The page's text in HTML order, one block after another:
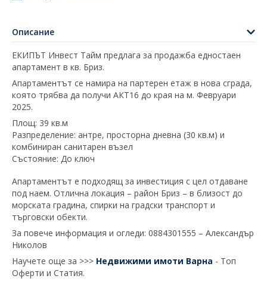
Описание
ЕКИПЪТ Инвест Тайм предлага за продажба едностаен
апартамент в кв. Бриз.
Апартаментът се намира на партерен етаж в нова сграда,
която трябва да получи АКТ16 до края на м. Февруари
2025.
Площ: 39 кв.м
Разпределение: антре, просторна дневна (30 кв.м) и
комбиниран санитарен възел
Състояние: До ключ
Апартаментът е подходящ за инвестиция с цел отдаване
под наем. Отлична локация – район Бриз – в близост до
морската градина, спирки на градски транспорт и
търговски обекти.
За повече информация и огледи: 0884301555 – Александър
Николов
Научете още за >>> Недвижими имоти Варна - Топ
Оферти и Статия.